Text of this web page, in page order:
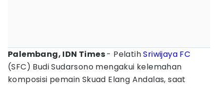
Palembang, IDN Times- PelatihSriwijaya FC
(SFC) Budi Sudarsono mengakui kelemahan
komposisi pemain Skuad Elang Andalas, saat